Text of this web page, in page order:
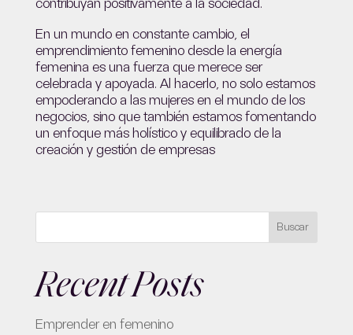
contribuyan positivamente a la sociedad.
En un mundo en constante cambio, el
emprendimiento femenino desde la energía
femenina es una fuerza que merece ser
celebrada y apoyada. Al hacerlo, no solo estamos
empoderando a las mujeres en el mundo de los
negocios, sino que también estamos fomentando
un enfoque más holístico y equilibrado de la
creación y gestión de empresas
Buscar
Recent Posts
Emprender en femenino